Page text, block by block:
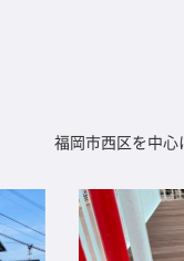
福岡市西区を中